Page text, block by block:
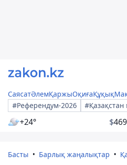
СаясатӘлемҚаржыОқиғаҚұқық
#Референдум-2026
+24° $
Басты Барлық жаңалықтар